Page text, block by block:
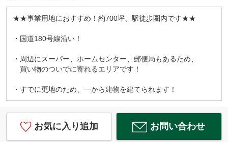
★★事業用地におすすめ！約700坪、駅徒歩圏内です★★
・国道180号線沿い！
・周辺にスーパー、ホームセンター、郵便局もあるため、
買い物のついでに寄れるエリアです！
・すでに更地のため、一から建物を建てられます！
お気に入り追加 お問い合わせ